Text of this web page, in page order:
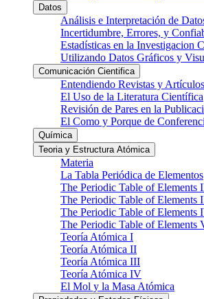
Datos
Análisis e Interpretación de
Incertidumbre, Errores, y
Estadísticas en la Investigacion
Utilizando Datos Gráficos y
Comunicación Cientifica
Entendiendo Revistas y
El Uso de la Literatura Científica
Revisión de Pares en la
El Como y Porque de
Química
Teoria y Estructura Atómica
Materia
La Tabla Periódica de Elementos
The Periodic Table of Elements
The Periodic Table of Elements
The Periodic Table of Elements
The Periodic Table of Elements
Teoría Atómica I
Teoría Atómica II
Teoría Atómica III
Teoría Atómica IV
El Mol y la Masa Atómica